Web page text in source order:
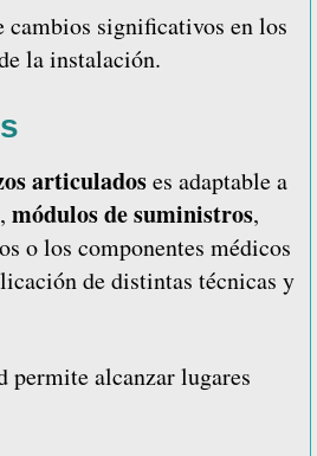
cambios significativos en los
la instalación.
articuladoses adaptable a
módulos de suministros,
o los componentes médicos
de distintas técnicas y
permite alcanzar lugares